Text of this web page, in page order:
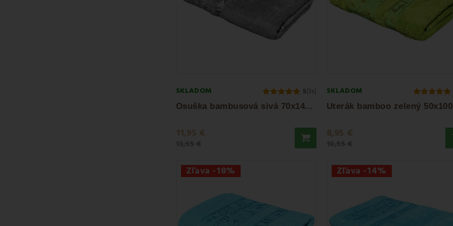
SKLADOM 5(3x)
O
suška bambusová sivá 70x140 cm EMI
11,95 €
SKLADOM
8,95 €
Zľava -18% Zľava -14%